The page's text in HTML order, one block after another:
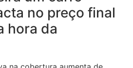
no preço final
hora da